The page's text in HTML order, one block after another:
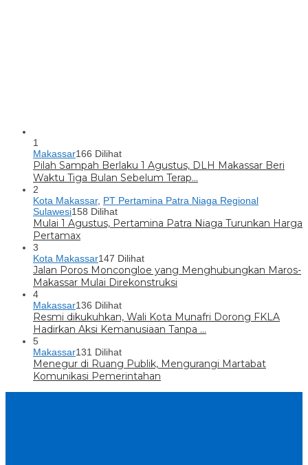
1
Makassar166 Dilihat
Pilah Sampah Berlaku 1 Agustus, DLH Makassar Beri
Waktu Tiga Bulan Sebelum Terap…
2
Kota Makassar, PT Pertamina Patra Niaga Regional
Sulawesi158 Dilihat
Mulai 1 Agustus, Pertamina Patra Niaga Turunkan Harga
Pertamax
3
Kota Makassar147 Dilihat
Jalan Poros Moncongloe yang Menghubungkan Maros-
Makassar Mulai Direkonstruksi
4
Makassar136 Dilihat
Resmi dikukuhkan, Wali Kota Munafri Dorong FKLA
Hadirkan Aksi Kemanusiaan Tanpa …
5
Makassar131 Dilihat
Menegur di Ruang Publik, Mengurangi Martabat
Komunikasi Pemerintahan